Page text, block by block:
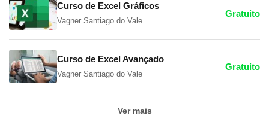
Curso de Excel Gráficos
Vagner Santiago do Vale
Gratuito
Curso de Excel Avançado
Vagner Santiago do Vale
Gratuito
Ver mais